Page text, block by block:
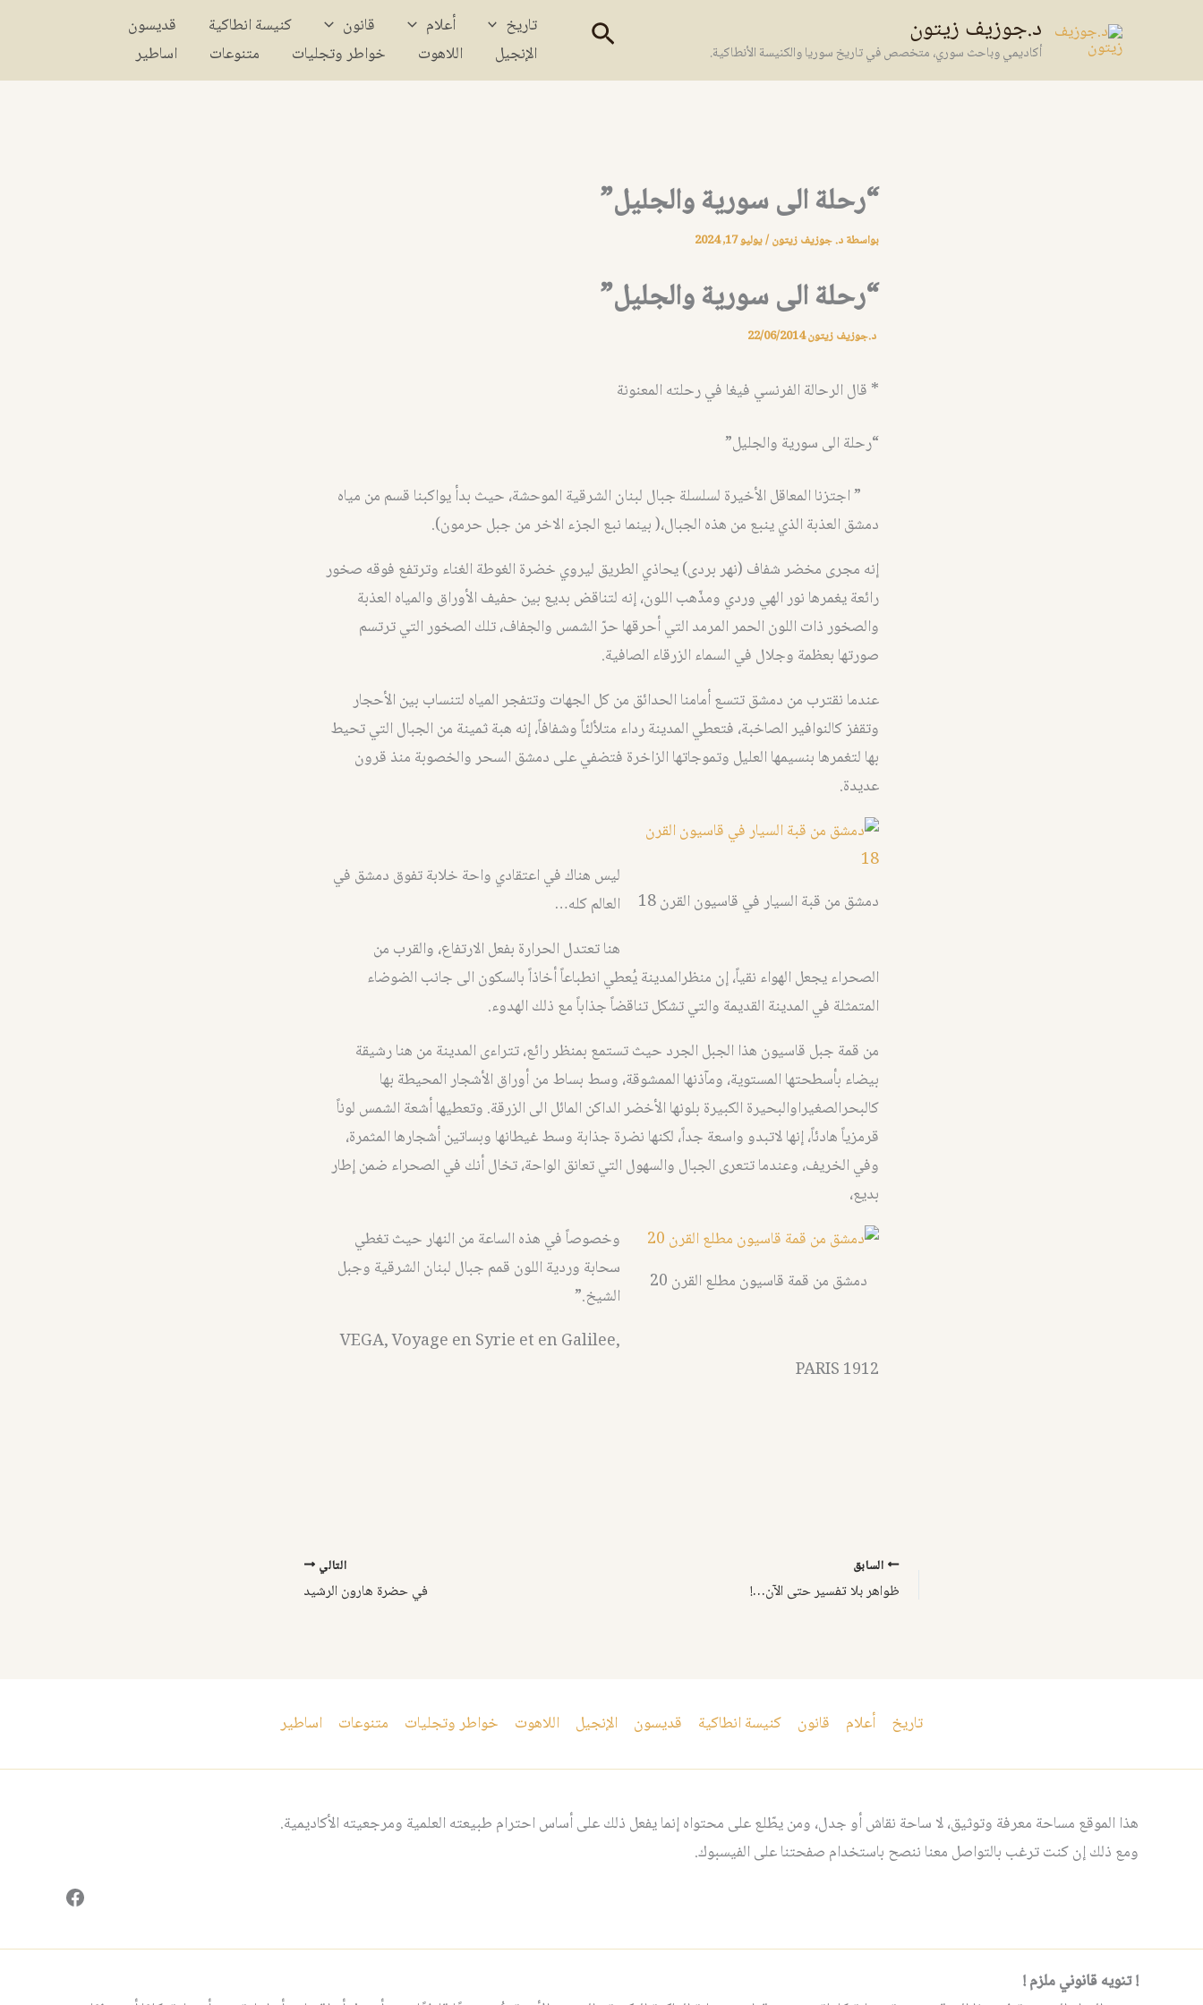
د.جوزيف زيتون
أكاديمي وباحث سوري، متخصص في تاريخ سوريا والكنيسة الأنطاكية. البحث تاريخ أعلام قانون كنيسة انطاكية
قديسون
الإنجيل
اللاهوت خواطر وتجليات متنوعات اساطير
“رحلة الى سورية والجليل”
بواسطةد. جوزيف زيتون/يوليو 17, 2024
“رحلة الى سورية والجليل”
د.جوزيف زيتون22/06/2014
* قال الرحالة الفرنسي فيغا في رحلته المعنونة
“رحلة الى سورية والجليل”
” اجتزنا المعاقل الأخيرة لسلسلة جبال لبنان الشرقية الموحشة، حيث بدأ يواكبنا قسم من مياه
دمشق العذبة الذي ينبع من هذه الجبال،( بينما نبع الجزء الاخر من جبل حرمون).
إنه مجرى مخضر شفاف (نهر بردى) يحاذي الطريق ليروي خضرة الغوطة الغناء وترتفع فوقه صخور
رائعة يغمرها نور الهي وردي ومذّهب اللون، إنه لتناقض بديع بين حفيف الأوراق والمياه العذبة
والصخور ذات اللون الحمر المرمد التي أحرقها حرّ الشمس والجفاف، تلك الصخور التي ترتسم
صورتها بعظمة وجلال في السماء الزرقاء الصافية.
عندما نقترب من دمشق تتسع أمامنا الحدائق من كل الجهات وتتفجر المياه لتنساب بين الأحجار
وتقفز كالنوافير الصاخبة، فتعطي المدينة رداء متلألئاً وشفافاً، إنه هبة ثمينة من الجبال التي تحيط
بها لتغمرها بنسيمها العليل وتموجاتها الزاخرة فتضفي على دمشق السحر والخصوبة منذ قرون
عديدة.
دمشق من قبة السيار في قاسيون القرن 18
ليس هناك في اعتقادي واحة خلابة تفوق دمشق في
العالم كله…
هنا تعتدل الحرارة بفعل الارتفاع، والقرب من
الصحراء يجعل الهواء نقياً، إن منظرالمدينة يُعطي انطباعاً أخاذاً بالسكون الى جانب الضوضاء
المتمثلة في المدينة القديمة والتي تشكل تناقضاً جذاباً مع ذلك الهدوء.
من قمة جبل قاسيون هذا الجبل الجرد حيث تستمع بمنظر رائع، تتراءى المدينة من هنا رشيقة
بيضاء بأسطحتها المستوية، ومآذنها الممشوقة، وسط بساط من أوراق الأشجار المحيطة بها
كالبحرالصغيراوالبحيرة الكبيرة بلونها الأخضر الداكن المائل الى الزرقة. وتعطيها أشعة الشمس لوناً
قرمزياً هادئاً، إنها لاتبدو واسعة جداً، لكنها نضرة جذابة وسط غيطانها وبساتين أشجارها المثمرة،
وفي الخريف، وعندما تتعرى الجبال والسهول التي تعانق الواحة، تخال أنك في الصحراء ضمن إطار
بديع،
دمشق من قمة قاسيون مطلع القرن 20
وخصوصاً في هذه الساعة من النهار حيث تغطي
سحابة وردية اللون قمم جبال لبنان الشرقية وجبل
الشيخ.”
VEGA, Voyage en Syrie et en Galilee,
PARIS 1912
السابق
ظواهر بلا تفسير حتى الآن…!
التالي
في حضرة هارون الرشيد
تاريخ أعلام قانون كنيسة انطاكية قديسون الإنجيل اللاهوت خواطر وتجليات متنوعات اساطير
هذا الموقع مساحة معرفة وتوثيق، لا ساحة نقاش أو جدل، ومن يطّلع على محتواه إنما يفعل ذلك على أساس احترام طبيعته العلمية ومرجعيته الأكاديمية.
ومع ذلك إن كنت ترغب بالتواصل معنا ننصح باستخدام صفحتنا على الفيسبوك.
فيسبوك
! تنويه قانوني ملزم !